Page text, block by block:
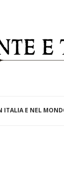
ITALIA E NEL